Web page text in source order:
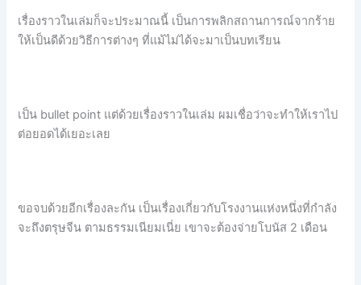
เรื่องราวในเล่มก็จะประมาณนี้ เป็นการพลิกสถานการณ์จากร้าย
ให้เป็นดีด้วยวิธีการต่างๆ ที่แม้ไม่ได้จะมาเป็นบทเรียน
เป็น bullet point แต่ด้วยเรื่องราวในเล่ม ผมเชื่อว่าจะทำให้เราไป
ต่อยอดได้เยอะเลย
ขอจบด้วยอีกเรื่องละกัน เป็นเรื่องเกี่ยวกับโรงงานแห่งหนึ่งที่กำลัง
จะถึงตรุษจีน ตามธรรมเนียมเนี่ย เขาจะต้องจ่ายโบนัส 2 เดือน